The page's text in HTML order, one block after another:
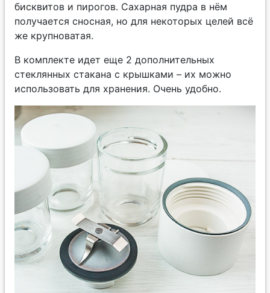
бисквитов и пирогов. Сахарная пудра в нём
получается сносная, но для некоторых целей всё
же крупноватая.
В комплекте идет еще 2 дополнительных
стеклянных стакана с крышками – их можно
использовать для хранения. Очень удобно.